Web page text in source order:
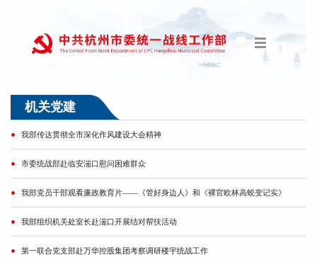
机关党建
我部传达贯彻全市深化作风建设大会精神
市委统战部赴临安湍口慰问困难群众
我部党员干部观看廉政教育片——《管好身边人》和《裸官欧林高蜕变记实》
我部组织机关处室长赴湍口开展结对帮扶活动
第一联合党支部赴万华控股集团考察调研楼宇统战工作